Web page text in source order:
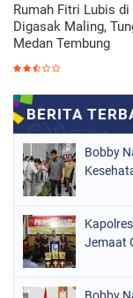
Rumah Fitri Lubis
Digasak Maling,
Medan Tembung
Bobby
Jemaat
Bobby